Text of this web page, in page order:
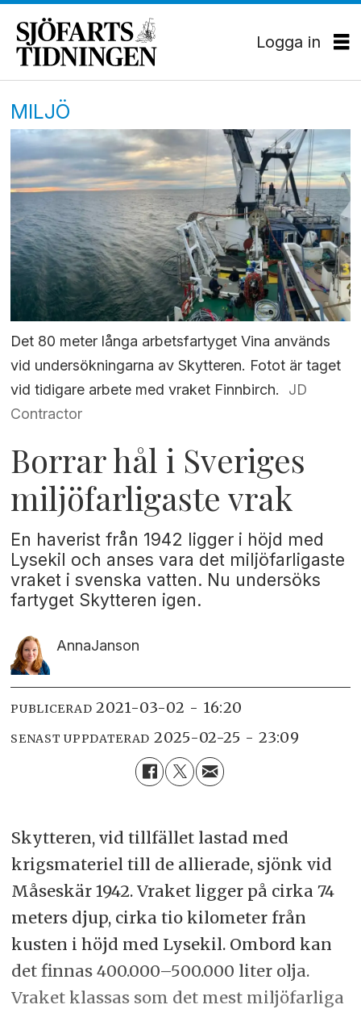
Logga in
MILJÖ
Det 80 meter långa arbetsfartyget Vina används
vid undersökningarna av Skytteren. Fotot är taget
vid tidigare arbete med vraket Finnbirch.
JD
Contractor
Borrar hål i Sveriges
miljöfarligaste vrak
En haverist från 1942 ligger i höjd med
Lysekil och anses vara det miljöfarligaste
vraket i svenska vatten. Nu undersöks
fartyget Skytteren igen.
AnnaJanson
PUBLICERAD 2021-03-02 - 16:20
SENAST UPPDATERAD 2025-02-25 - 23:09
Skytteren, vid tillfället lastad med
krigsmateriel till de allierade, sjönk vid
Måseskär 1942. Vraket ligger på cirka 74
meters djup, cirka tio kilometer från
kusten i höjd med Lysekil. Ombord kan
det finnas 400.000–500.000 liter olja.
Vraket klassas som det mest miljöfarliga